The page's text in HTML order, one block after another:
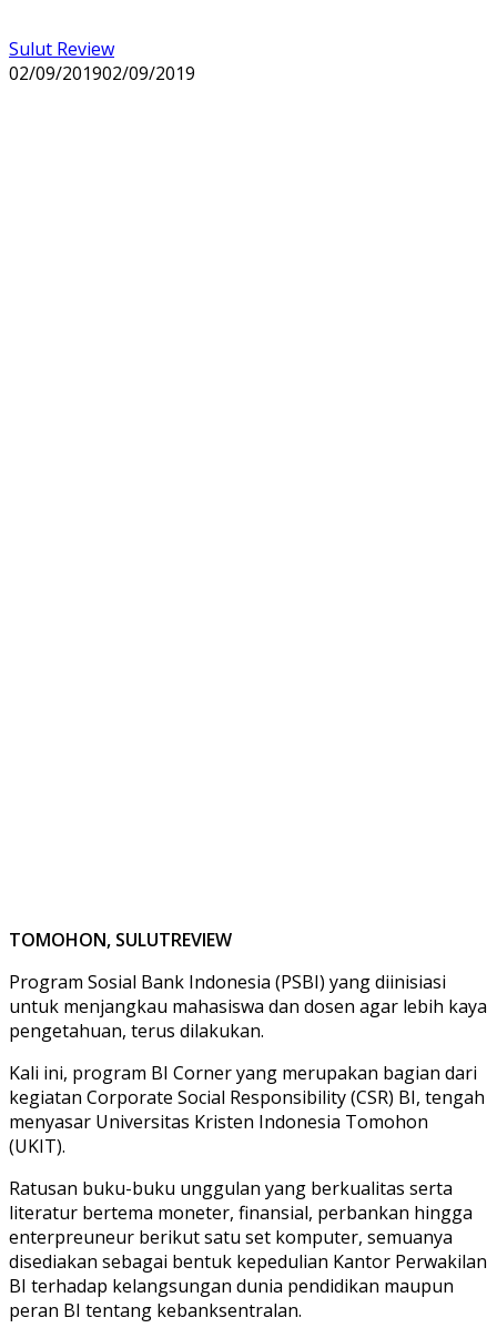
Sulut Review
02/09/201902/09/2019
TOMOHON, SULUTREVIEW
Program Sosial Bank Indonesia (PSBI) yang diinisiasi
untuk menjangkau mahasiswa dan dosen agar lebih kaya
pengetahuan, terus dilakukan.
Kali ini, program BI Corner yang merupakan bagian dari
kegiatan Corporate Social Responsibility (CSR) BI, tengah
menyasar Universitas Kristen Indonesia Tomohon
(UKIT).
Ratusan buku-buku unggulan yang berkualitas serta
literatur bertema moneter, finansial, perbankan hingga
enterpreuneur berikut satu set komputer, semuanya
disediakan sebagai bentuk kepedulian Kantor Perwakilan
BI terhadap kelangsungan dunia pendidikan maupun
peran BI tentang kebanksentralan.